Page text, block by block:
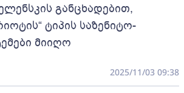
განცხადებით,
ტიპის საზენიტო-
მიიღო
2025/11/03 09:38